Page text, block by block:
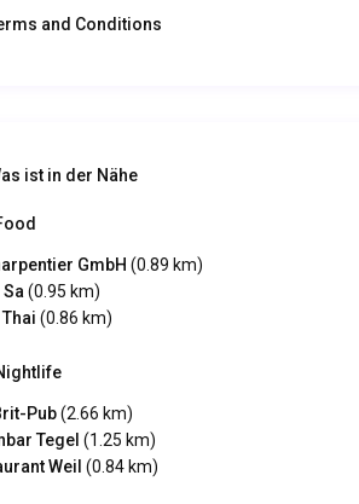
and Conditions
ist in der Nähe
GmbH (0.89 km)
Sa (0.95 km)
Thai (0.86 km)
Pub(2.66 km)
Tegel (1.25 km)
Weil (0.84 km)